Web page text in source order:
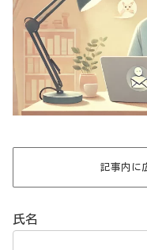
記事内に
氏名